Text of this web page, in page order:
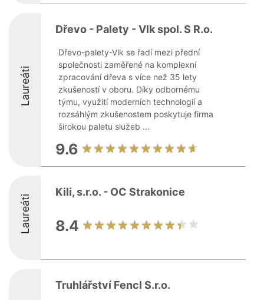
Laureáti
Dřevo - Palety - Vlk spol. S R.o.
Dřevo-palety-Vlk se řadí mezi přední
společnosti zaměřené na komplexní
zpracování dřeva s více než 35 lety
zkušeností v oboru. Díky odbornému
týmu, využití moderních technologií a
rozsáhlým zkušenostem poskytuje firma
širokou paletu služeb ...
9.6
Laureáti
Kili, s.r.o. - OC Strakonice
8.4
Truhlářství Fencl S.r.o.